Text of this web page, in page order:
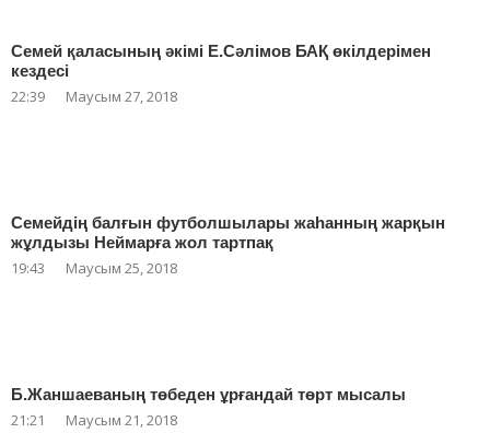
Семей қаласының әкімі Е.Сәлімов БАҚ өкілдерімен
кездесі
22:39 Маусым 27, 2018
Семейдің балғын футболшылары жаһанның жарқын
жұлдызы Неймарға жол тартпақ
19:43 Маусым 25, 2018
Б.Жаншаеваның төбеден ұрғандай төрт мысалы
21:21 Маусым 21, 2018